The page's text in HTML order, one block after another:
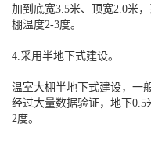
加到底宽3.5米、顶宽2.0米
棚温度2-3度。
4.采用半地下式建设。
温室大棚半地下式建设，一
经过大量数据验证，地下
2度。